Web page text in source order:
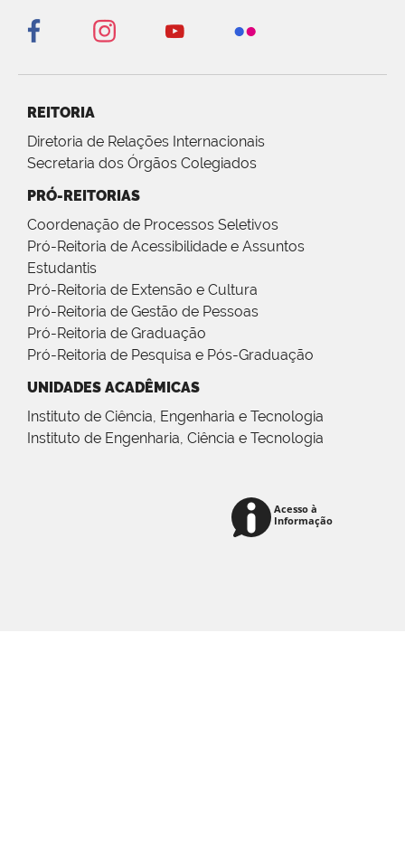
REITORIA
Diretoria de Relações Internacionais
Secretaria dos Órgãos Colegiados
PRÓ-REITORIAS
Coordenação de Processos Seletivos
Pró-Reitoria de Acessibilidade e Assuntos
Estudantis
Pró-Reitoria de Extensão e Cultura
Pró-Reitoria de Gestão de Pessoas
Pró-Reitoria de Graduação
Pró-Reitoria de Pesquisa e Pós-Graduação
UNIDADES ACADÊMICAS
Instituto de Ciência, Engenharia e Tecnologia
Instituto de Engenharia, Ciência e Tecnologia